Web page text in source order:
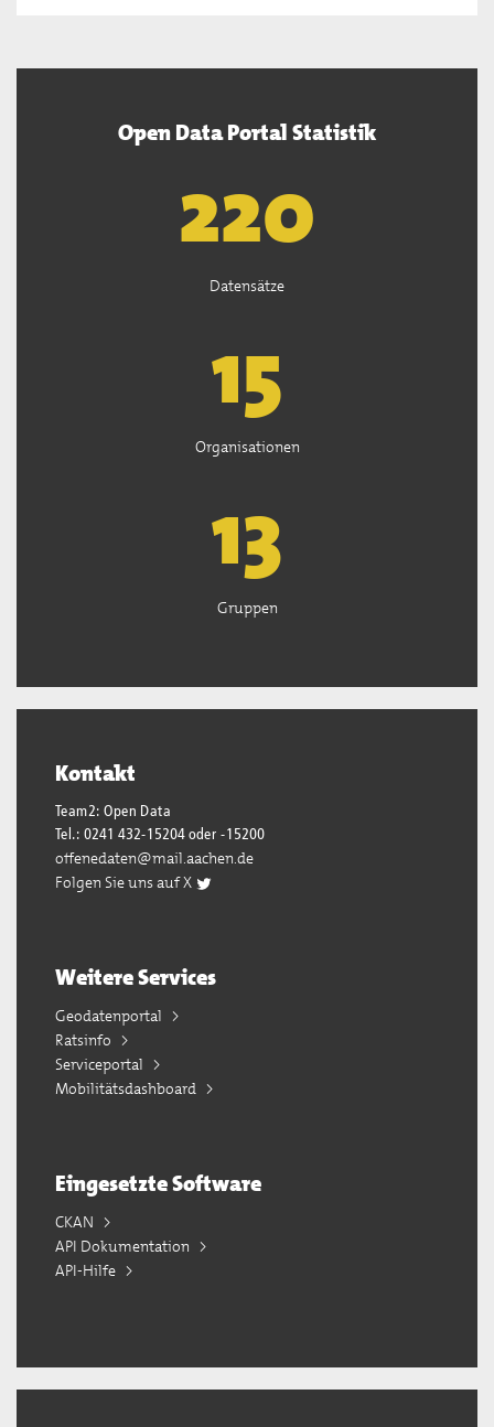
Open Data Portal Statistik
222
Datensätze
15
Organisationen
13
Gruppen
Kontakt
Team2: Open Data
Tel.: 0241 432-15204 oder -15200
offenedaten@mail.aachen.de
Folgen Sie uns auf X
Weitere Services
Geodatenportal
Ratsinfo
Serviceportal
Mobilitätsdashboard
Eingesetzte Software
CKAN
API Dokumentation
API-Hilfe